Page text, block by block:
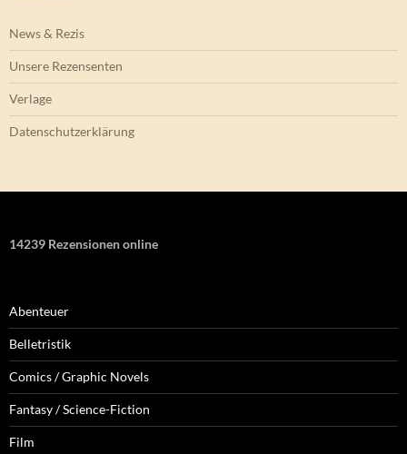
News & Rezis
Unsere Rezensenten
Verlage
Datenschutzerklärung
14239 Rezensionen online
Abenteuer
Belletristik
Comics / Graphic Novels
Fantasy / Science-Fiction
Film